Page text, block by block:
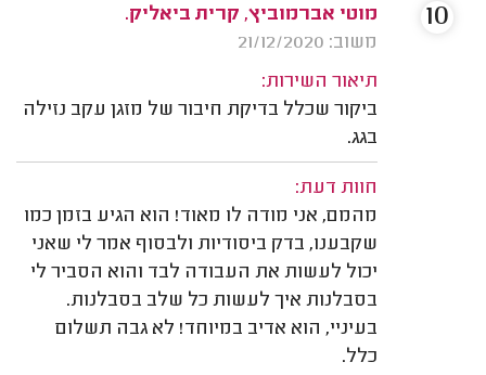
מוטי אברמוביץ, קרית ביאליק.
משוב: 21/12/2020
תיאור השירות:
ביקור שכלל בדיקת חיבור של מזגן עקב נזילה
בגג.
חוות דעת:
מהמם, אני מודה לו מאוד! הוא הגיע בזמן כמו
שקבענו, בדק ביסודיות ולבסוף אמר לי שאני
יכול לעשות את העבודה לבד והוא הסביר לי
בסבלנות איך לעשות כל שלב בסבלנות.
בעיניי, הוא אדיב במיוחד! לא גבה תשלום
כלל.
10